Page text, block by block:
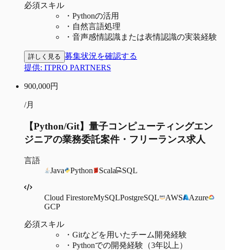
必須スキル
・ Pythonの活用
・ 自然言語処理
・ 音声感情認識または表情認識の実装経験
詳しく見る 募集状況を確認する
提供: ITPRO PARTNERS
900,000円
/月
【Python/Git】量子コンピューティングエン
ジニアの業務委託案件・フリーランス求人
言語
Java
Python Scala SQL
Cloud FirestoreMySQLPostgreSQL AWS
Azure
GCP
必須スキル
・ Gitなどを用いたチーム開発経験
・ Pythonでの開発経験（3年以上）